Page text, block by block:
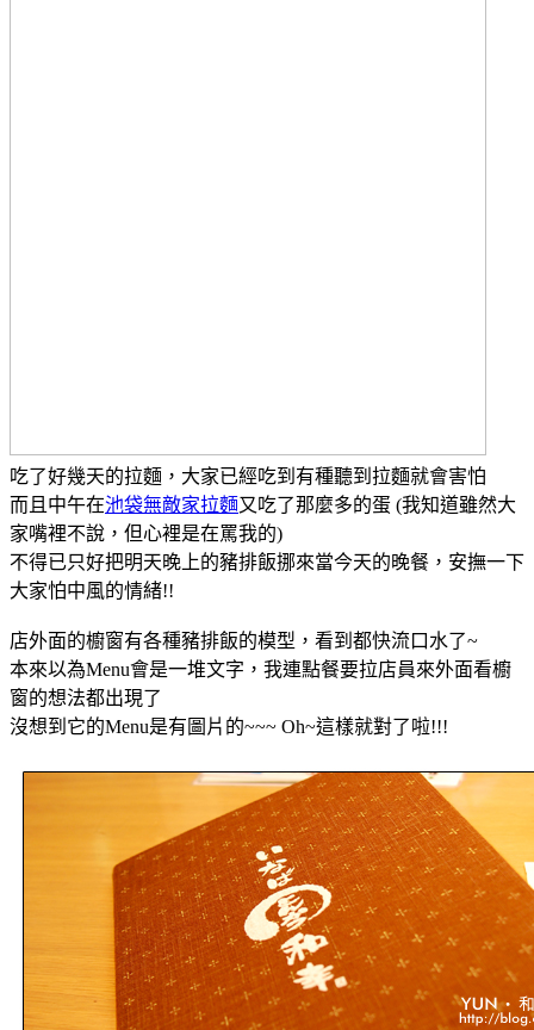
吃了好幾天的拉麵，大家已經吃到有種聽到拉麵就會害怕
而且中午在池袋無敵家拉麵又吃了那麼多的蛋 (我知道雖然大
家嘴裡不說，但心裡是在罵我的)
不得已只好把明天晚上的豬排飯挪來當今天的晚餐，安撫一下
大家怕中風的情緒!!
店外面的櫥窗有各種豬排飯的模型，看到都快流口水了~
本來以為Menu會是一堆文字，我連點餐要拉店員來外面看櫥
窗的想法都出現了
沒想到它的Menu是有圖片的~~~ Oh~這樣就對了啦!!!